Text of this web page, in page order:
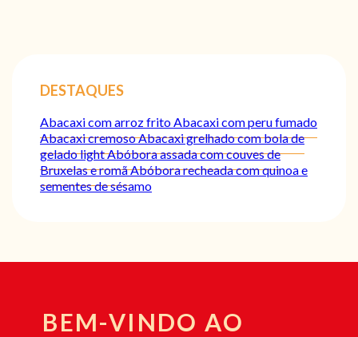
DESTAQUES
Abacaxi com arroz fritoAbacaxi com peru fumado
Abacaxi cremosoAbacaxi grelhado com bola de
gelado lightAbóbora assada com couves de
Bruxelas e romãAbóbora recheada com quinoa e
sementes de sésamo
BEM-VINDO AO